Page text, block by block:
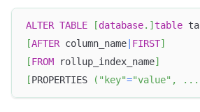
ALTER TABLE [database. ] table
[AFTER column_name FIRST]
[FROM rollup_index_name]
[PROPERTIES ( "key"="value" , . . .